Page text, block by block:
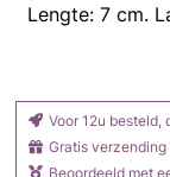
punt
aantal
Lengte: 7 cm.
Voor 12u
Gratis
Beoordeeld met